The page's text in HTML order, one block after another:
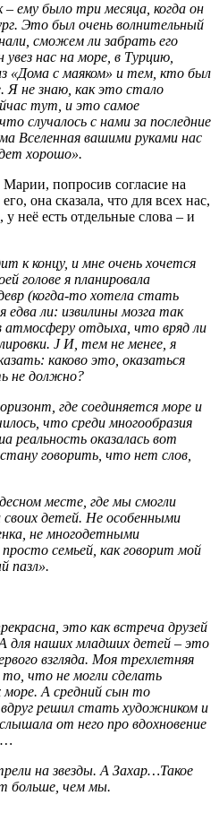
– ему было три месяца, когда он
Это был очень волнительный
сможем ли забрать его
нас на море, в Турцию,
«Дома с маяком» и тем, кто был
Я не знаю, как это стало
тут, и это самое
случалось с нами за последние
Вселенная вашими руками нас
хорошо».
попросив согласие на
она сказала, что для всех нас,
неё есть отдельные слова – и
к концу, и мне очень хочется
голове я планировала
(когда-то хотела стать
ли: извилины мозга так
в атмосферу отдыха, что вряд ли
JИ, тем не менее, я
каково это, оказаться
не должно?
где соединяется море и
что среди многообразия
реальность оказалась вот
говорить, что нет слов,
месте, где мы смогли
детей. Не особенными
не многодетными
семьей, как говорит мой
пазл».
это как встреча друзей
для наших младших детей – это
взгляда. Моя трехлетняя
то, что не могли сделать
море.А средний сын то
решил стать художником и
от него про вдохновение
на звезды. А Захар…Такое
больше, чем мы.